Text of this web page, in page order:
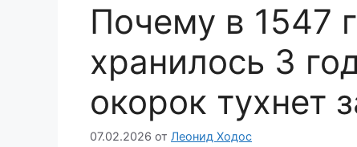
Почему в 1547
хранилось 3
окорок тухнет
07.02.2026 от Леонид Ходос